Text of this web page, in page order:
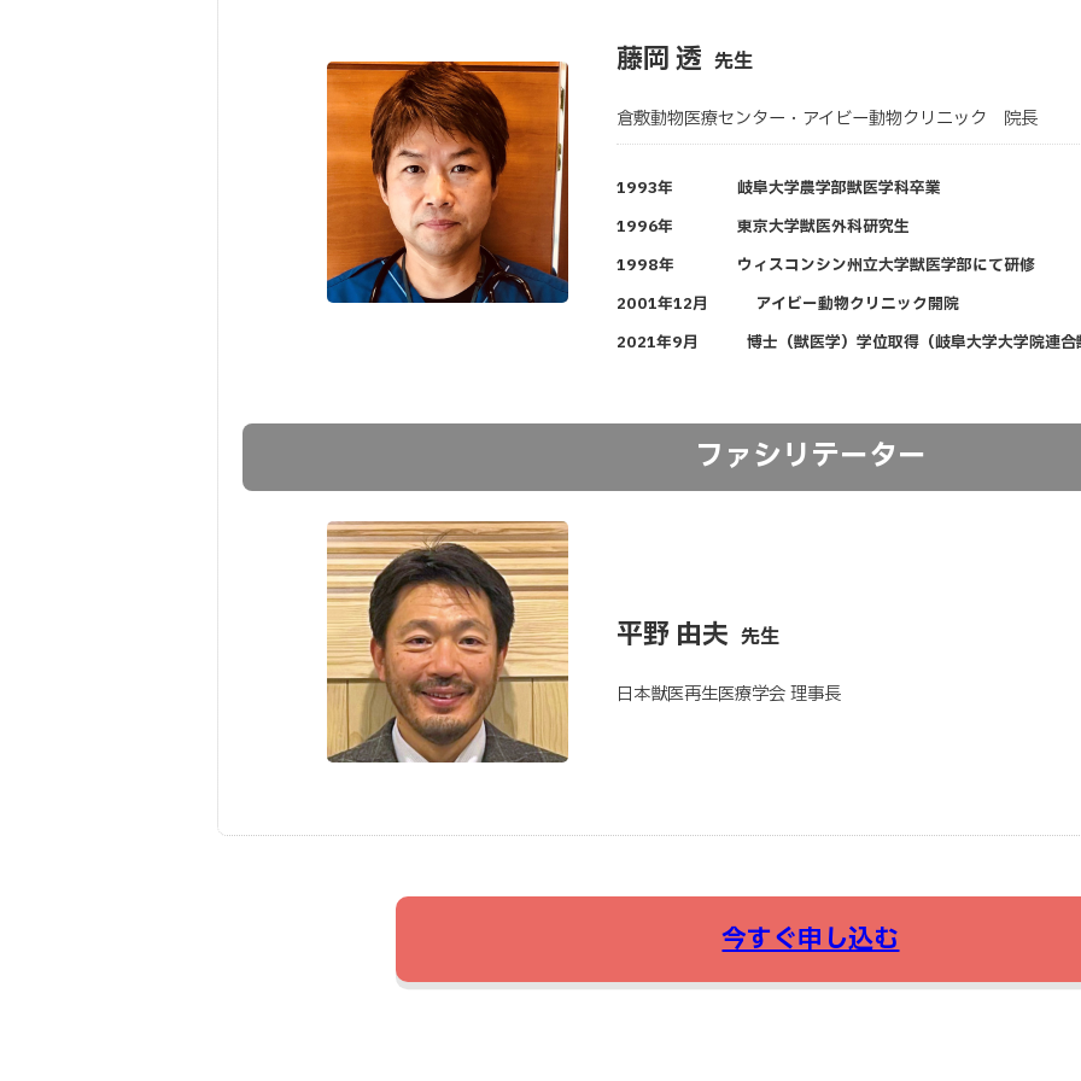
藤岡 透 先生
倉敷動物医療センター・アイビー動物クリニック 院長
1993年
岐阜大学農学部獣医学科卒業
1996年
東京大学獣医外科研究生
1998年
ウィスコンシン州立大学獣医学部にて研修
2001年12月
アイビー動物クリニック開院
2021年9月
博士（獣医学）学位取得（岐阜大学大学院連合
ファシリテーター
平野 由夫 先生
日本獣医再生医療学会 理事長
今すぐ申し込む